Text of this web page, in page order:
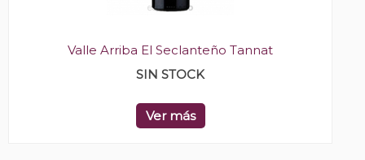
Valle Arriba El Seclanteño Tannat
SIN STOCK
Ver más